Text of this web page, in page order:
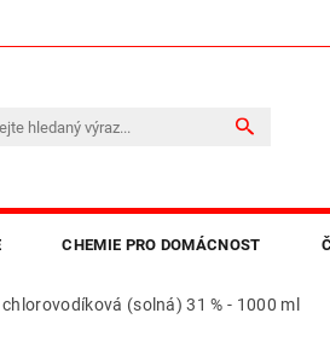
CHEMIE PRO DOMÁCNOST
OBCHODNÍ PODMÍNKY
(solná) 31 % - 1000 ml